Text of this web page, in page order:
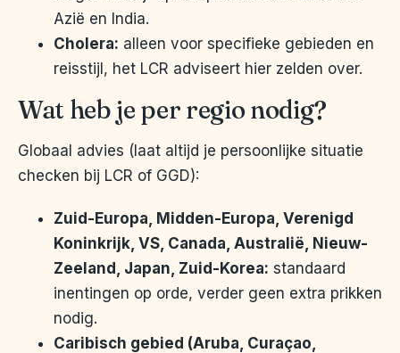
Azië en India.
Cholera: alleen voor specifieke gebieden en
reisstijl, het LCR adviseert hier zelden over.
Wat heb je per regio nodig?
Globaal advies (laat altijd je persoonlijke situatie
checken bij LCR of GGD):
Zuid-Europa, Midden-Europa, Verenigd
Koninkrijk, VS, Canada, Australië, Nieuw-
Zeeland, Japan, Zuid-Korea: standaard
inentingen op orde, verder geen extra prikken
nodig.
Caribisch gebied (Aruba, Curaçao,